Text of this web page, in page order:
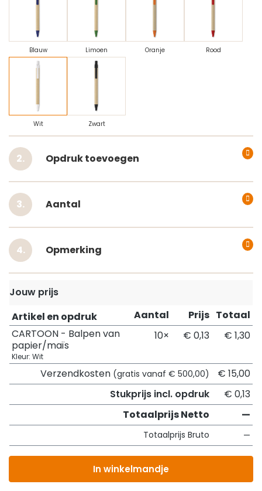
Blauw Limoen Oranje Rood
Wit Zwart
Opdruk toevoegen
Aantal
Opmerking
Jouw prijs
Artikel en opdruk
Aantal Prijs Totaal
CARTOON - Balpen van
papier/maïs
Kleur: Wit
10× € 0,13 € 1,30
Verzendkosten (gratis vanaf € 500,00)
€ 15,00
Stukprijs incl. opdruk
€ 0,13
Totaalprijs Netto
—
Totaalprijs Bruto —
In winkelmandje